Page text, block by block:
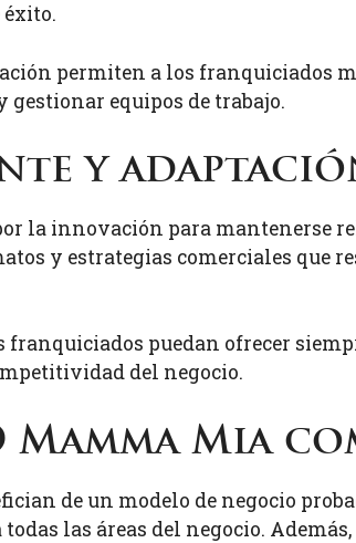
permiten a los franquiciados
equipos de trabajo.
y
la innovación para mantenerse
y estrategias comerciales que
franquiciados puedan ofrecer
del negocio.
Mamma Mia
de un modelo de negocio
las áreas del negocio.